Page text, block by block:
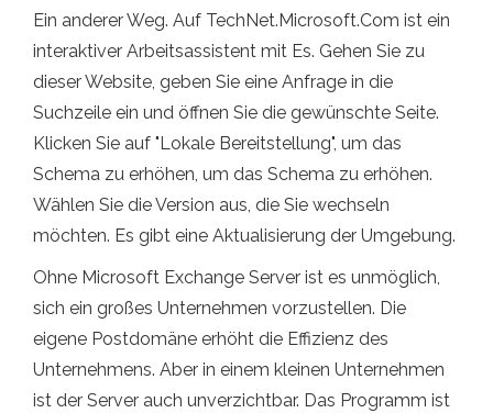
Ein anderer Weg. Auf TechNet.Microsoft.Com ist ein
interaktiver Arbeitsassistent mit Es. Gehen Sie zu
dieser Website, geben Sie eine Anfrage in die
Suchzeile ein und öffnen Sie die gewünschte Seite.
Klicken Sie auf "Lokale Bereitstellung", um das
Schema zu erhöhen, um das Schema zu erhöhen.
Wählen Sie die Version aus, die Sie wechseln
möchten. Es gibt eine Aktualisierung der Umgebung.
Ohne Microsoft Exchange Server ist es unmöglich,
sich ein großes Unternehmen vorzustellen. Die
eigene Postdomäne erhöht die Effizienz des
Unternehmens. Aber in einem kleinen Unternehmen
ist der Server auch unverzichtbar. Das Programm ist